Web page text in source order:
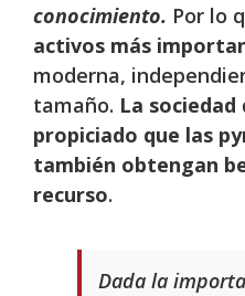
conocimiento. Por lo
activos más
moderna,
tamaño. La
propiciado que las
también obtengan
recurso.
Dada la